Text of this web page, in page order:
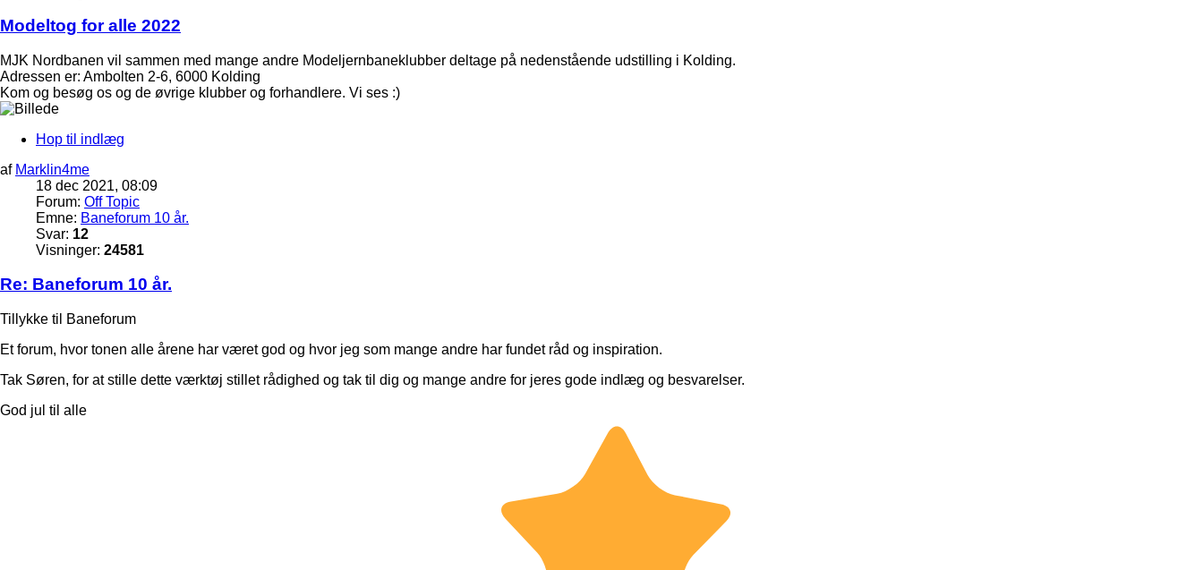
Modeltog for alle 2022
MJK Nordbanen vil sammen med mange andre Modeljernbaneklubber deltage på nedenstående udstilling i Kolding.
Adressen er: Ambolten 2-6, 6000 Kolding
Kom og besøg os og de øvrige klubber og forhandlere. Vi ses :)
Hop til indlæg
af Marklin4me
18 dec 2021, 08:09
Forum: Off Topic
Emne: Baneforum 10 år.
Svar: 12
Visninger: 24581
Re: Baneforum 10 år.
Tillykke til Baneforum
Et forum, hvor tonen alle årene har været god og hvor jeg som mange andre har fundet råd og inspiration.
Tak Søren, for at stille dette værktøj stillet rådighed og tak til dig og mange andre for jeres gode indlæg og besvarelser.
God jul til alle